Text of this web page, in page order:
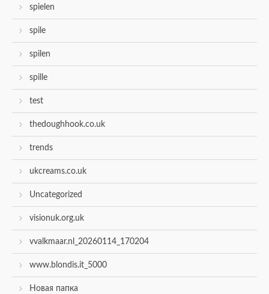
spielen
spile
spilen
spille
test
thedoughhook.co.uk
trends
ukcreams.co.uk
Uncategorized
visionuk.org.uk
vvalkmaar.nl_20260114_170204
www.blondis.it_5000
Новая папка